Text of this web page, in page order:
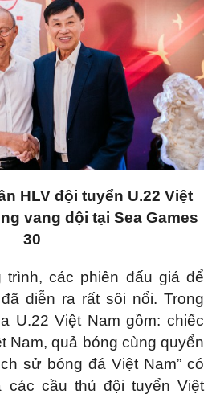
HLV đội tuyển U.22 Việt
vang dội tại Sea Games
30
trình, các phiên đấu giá để
diễn ra rất sôi nổi. Trong
U.22 Việt Nam gồm: chiếc
Nam, quả bóng cùng quyển
sử bóng đá Việt Nam” có
cầu thủ đội tuyển Việt